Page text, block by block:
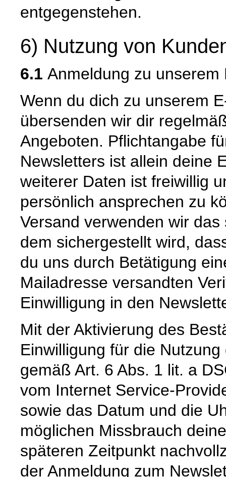
entgegenstehen.
6) Nutzung von
6.1 Anmeldung zu unserem
Wenn du dich zu unserem
übersenden wir dir
Angeboten. Pflichtangabe
Newsletters ist allein deine
weiterer Daten ist freiwillig
persönlich ansprechen zu
Versand verwenden wir
dem sichergestellt wird,
du uns durch Betätigung
Mailadresse versandten
Einwilligung in den
Mit der Aktivierung des
Einwilligung für die
gemäß Art. 6 Abs. 1 lit. a
vom Internet Service-
sowie das Datum und die
möglichen Missbrauch
späteren Zeitpunkt
der Anmeldung zum